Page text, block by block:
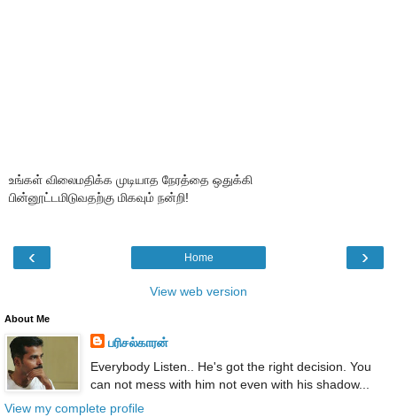
உங்கள் விலைமதிக்க முடியாத நேரத்தை ஒதுக்கி
பின்னூட்டமிடுவதற்கு மிகவும் நன்றி!
‹ ›
Home
View web version
About Me
பரிசல்காரன்
Everybody Listen.. He's got the right decision. You
can not mess with him not even with his shadow...
View my complete profile